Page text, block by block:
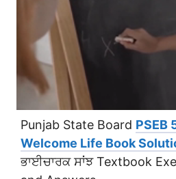
Punjab State Board PSEB
Welcome Life Book
ਭਾਈਚਾਰਕ ਸਾਂਝ Textbook